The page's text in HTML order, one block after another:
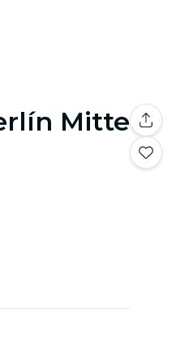
Mitte